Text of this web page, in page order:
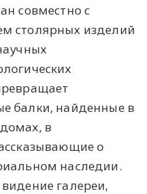
совместно с
столярных изделий
балки, найденные в
в
о
наследии.
галереи,